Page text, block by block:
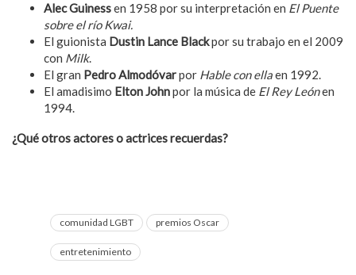
Alec Guinessen 1958 por su interpretación en El Puente
sobre el río Kwai.
El guionista Dustin Lance Blackpor su trabajo en el 2009
con Milk.
El gran Pedro Almodóvarpor Hable con ellaen 1992.
El amadisimo Elton Johnpor la música de El Rey Leónen
1994.
¿Qué otros actores o actrices recuerdas?
comunidad LGBT premios Oscar
entretenimiento